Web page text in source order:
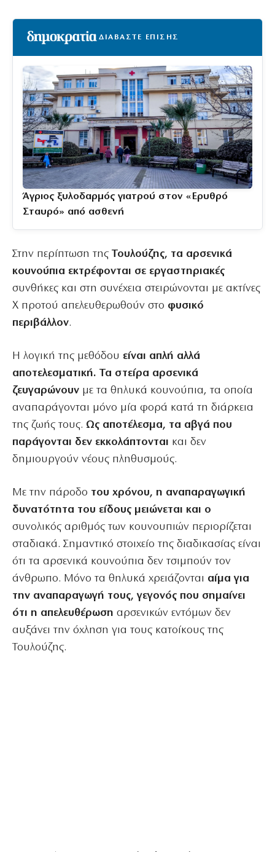
ΔΙΑΒΑΣΤΕ ΕΠΙΣΗΣ
Άγριος ξυλοδαρμός γιατρού στον «Ερυθρό
Σταυρό» από ασθενή
Στην περίπτωση τηςΤουλούζης, τα αρσενικά
κουνούπια εκτρέφονται σε εργαστηριακές
συνθήκες και στη συνέχεια στειρώνονται με ακτίνες
Χ προτού απελευθερωθούν στο φυσικό
περιβάλλον.
Η λογική της μεθόδου είναι απλή αλλά
αποτελεσματική. Τα στείρα αρσενικά
ζευγαρώνουν με τα θηλυκά κουνούπια, τα οποία
αναπαράγονται μόνο μία φορά κατά τη διάρκεια
της ζωής τους. Ως αποτέλεσμα, τα αβγά που
παράγονται δεν εκκολάπτονται και δεν
δημιουργούν νέους πληθυσμούς.
Με την πάροδο του χρόνου, η αναπαραγωγική
δυνατότητα του είδους μειώνεται και ο
συνολικός αριθμός των κουνουπιών περιορίζεται
σταδιακά. Σημαντικό στοιχείο της διαδικασίας είναι
ότι τα αρσενικά κουνούπια δεν τσιμπούν τον
άνθρωπο. Μόνο τα θηλυκά χρειάζονται αίμα για
την αναπαραγωγή τους, γεγονός που σημαίνει
ότι η απελευθέρωση αρσενικών εντόμων δεν
αυξάνει την όχληση για τους κατοίκους της
Τουλούζης.